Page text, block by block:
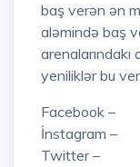
baş verən ən
aləmində baş
yeniliklər bu
Facebook –
İnstagram –
Twitter –